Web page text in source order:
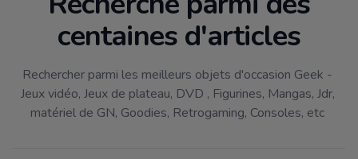
centaines d'articles
Rechercher parmi les meilleurs objets d'occasion Geek -
Jeux vidéo, Jeux de plateau, DVD , Figurines, Mangas, Jdr,
matériel de GN, Goodies, Retrogaming, Consoles, etc